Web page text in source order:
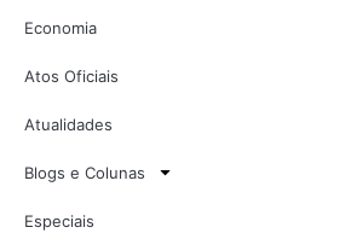
Economia
Atos Oficiais
Atualidades
Blogs e Colunas
Especiais